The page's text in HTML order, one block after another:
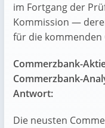
im Fortgang der
Kommission —
für die kommenden
Commerzbank-
Commerzbank-
Antwort:
Die neusten